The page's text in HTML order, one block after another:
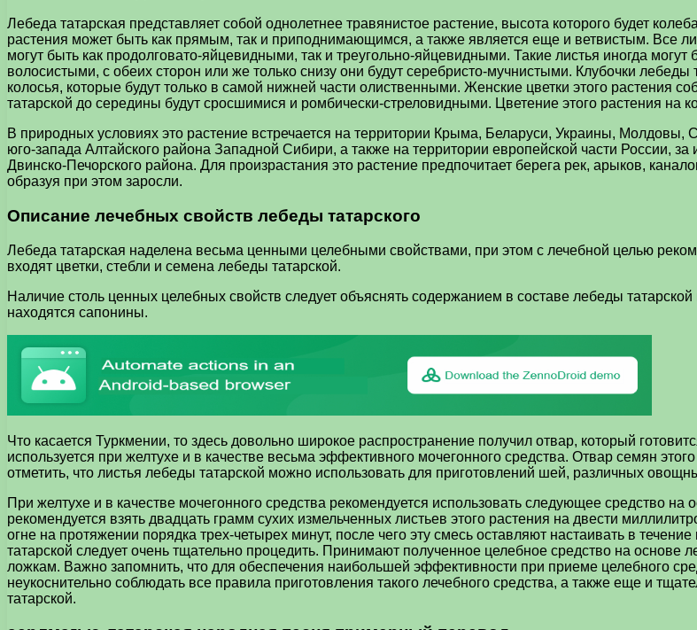
Лебеда татарская представляет собой однолетнее травянистое растение, высота которого будет
растения может быть как прямым, так и приподнимающимся, а также является еще и ветвистым. Все
могут быть как продолговато-яйцевидными, так и треугольно-яйцевидными. Такие листья иногда
волосистыми, с обеих сторон или же только снизу они будут серебристо-мучнистыми. Клубочки лебеды
колосья, которые будут только в самой нижней части олиственными. Женские цветки этого растения
татарской до середины будут сросшимися и ромбически-стреловидными. Цветение этого растения на
В природных условиях это растение встречается на территории Крыма, Беларуси, Украины, Молдовы,
юго-запада Алтайского района Западной Сибири, а также на территории европейской части России,
Двинско-Печорского района. Для произрастания это растение предпочитает берега рек, арыков,
образуя при этом заросли.
Описание лечебных свойств лебеды татарского
Лебеда татарская наделена весьма ценными целебными свойствами, при этом с лечебной целью
входят цветки, стебли и семена лебеды татарской.
Наличие столь ценных целебных свойств следует объяснять содержанием в составе лебеды
находятся сапонины.
Что касается Туркмении, то здесь довольно широкое распространение получил отвар, который
используется при желтухе и в качестве весьма эффективного мочегонного средства. Отвар семян
отметить, что листья лебеды татарской можно использовать для приготовлений шей, различных
При желтухе и в качестве мочегонного средства рекомендуется использовать следующее средство на
рекомендуется взять двадцать грамм сухих измельченных листьев этого растения на двести
огне на протяжении порядка трех-четырех минут, после чего эту смесь оставляют настаивать в
татарской следует очень тщательно процедить. Принимают полученное целебное средство на основе
ложкам. Важно запомнить, что для обеспечения наибольшей эффективности при приеме целебного
неукоснительно соблюдать все правила приготовления такого лечебного средства, а также еще и
татарской.